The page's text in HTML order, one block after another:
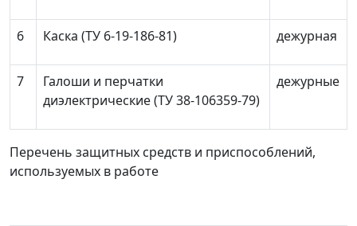
6 Каска (ТУ 6-19-186-81) дежурная
7
Галоши и перчатки
диэлектрические (ТУ 38-106359-79)
дежурные
Перечень защитных средств и приспособлений,
используемых в работе